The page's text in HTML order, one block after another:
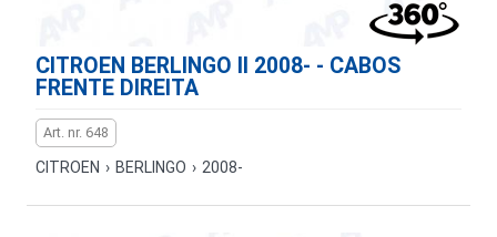
CITROEN BERLINGO II 2008- - CABOS
FRENTE DIREITA
Art. nr. 648
CITROEN › BERLINGO › 2008-